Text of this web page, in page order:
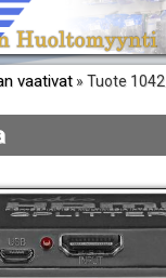
vaativat » Tuote 1042